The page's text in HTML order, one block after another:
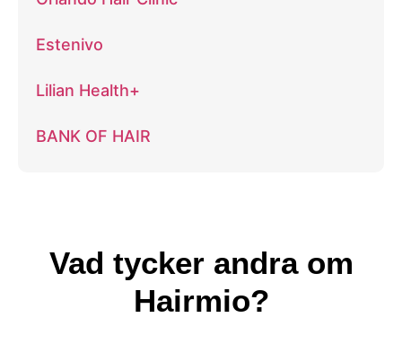
Estenivo
Lilian Health+
BANK OF HAIR
Vad tycker andra om
Hairmio?